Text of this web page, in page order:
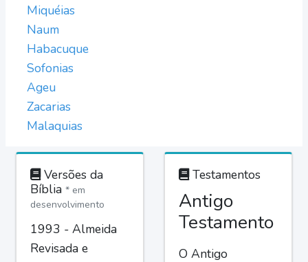
Miquéias
Naum
Habacuque
Sofonias
Ageu
Zacarias
Malaquias
Versões da
Bíblia * em
desenvolvimento
1993 - Almeida
Revisada e
Testamentos
Antigo
Testamento
O Antigo